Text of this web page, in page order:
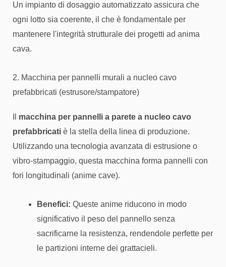
Un impianto di dosaggio automatizzato assicura che
ogni lotto sia coerente, il che è fondamentale per
mantenere l'integrità strutturale dei progetti ad anima
cava.
2. Macchina per pannelli murali a nucleo cavo
prefabbricati (estrusore/stampatore)
macchina per pannelli a parete a nucleo cavo
prefabbricati è la stella della linea di produzione.
Utilizzando una tecnologia avanzata di estrusione o
vibro-stampaggio, questa macchina forma pannelli con
fori longitudinali (anime cave).
Benefici: Queste anime riducono in modo
significativo il peso del pannello senza
sacrificarne la resistenza, rendendole perfette per
le partizioni interne dei grattacieli.